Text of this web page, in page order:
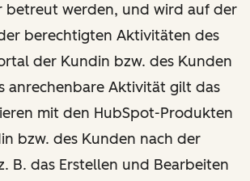
betreut werden, und wird auf der
berechtigten Aktivitäten des
der Kundin bzw. des Kunden
anrechenbare Aktivität gilt das
mit den HubSpot-Produkten
bzw. des Kunden nach der
B. das Erstellen und Bearbeiten